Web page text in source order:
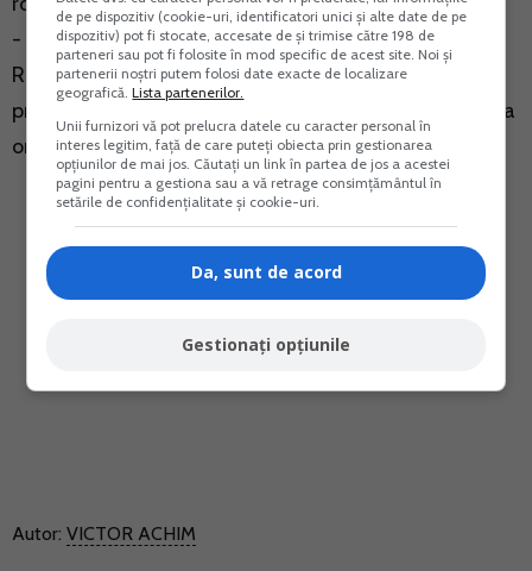
- documente care atesta existenta unei locuinte in
Romania a persoanei fizice, locuinta care poate fi in
proprietate sau inchiriata, dar care ramane disponibila
oricand pentru aceasta persoana si/sau familia sa.
Autor: VICTOR ACHIM
de pe dispozitiv (cookie-uri, identificatori unici și alte date de pe
dispozitiv) pot fi stocate, accesate de și trimise către 198 de
parteneri sau pot fi folosite în mod specific de acest site. Noi și
partenerii noștri putem folosi date exacte de localizare
geografică.Lista partenerilor.
Unii furnizori vă pot prelucra datele cu caracter personal în
interes legitim, față de care puteți obiecta prin gestionarea
opțiunilor de mai jos. Căutați un link în partea de jos a acestei
pagini pentru a gestiona sau a vă retrage consimțământul în
setările de confidențialitate și cookie-uri.
Da, sunt de acord
Gestionați opțiunile